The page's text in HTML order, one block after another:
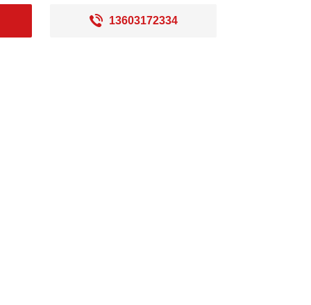
13603172334